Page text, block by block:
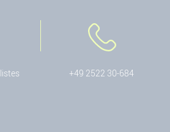
+49 2522 30-684